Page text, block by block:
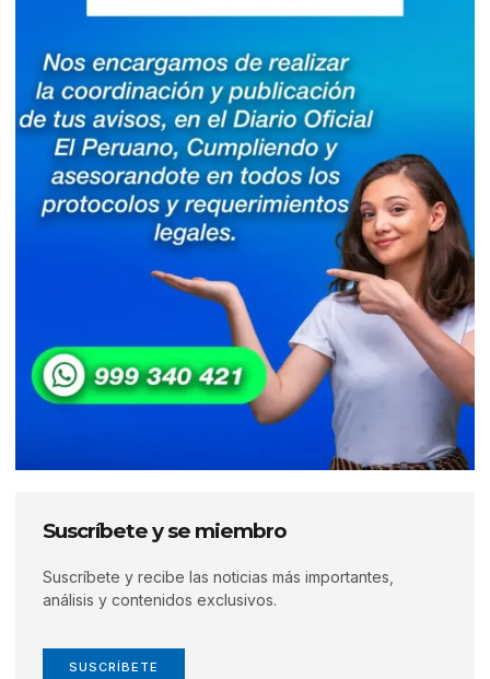
Suscríbete y se miembro
Suscríbete y recibe las noticias más importantes,
análisis y contenidos exclusivos.
SUSCRÍBETE